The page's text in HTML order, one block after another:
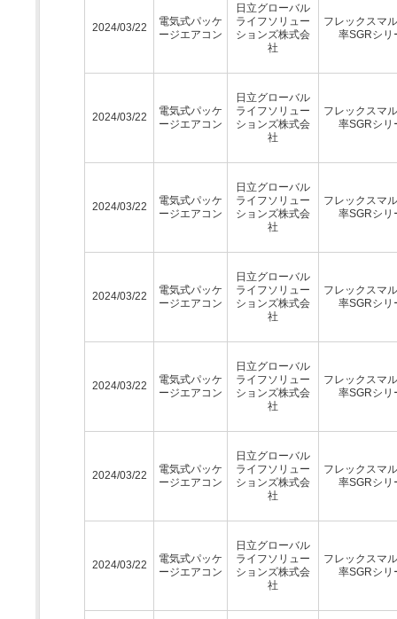
2024/03/22
電気式パッケ
ージエアコン
日立グローバル
ライフソリュー
ションズ株式会
社
フレックスマ
率SGRシリ
2024/03/22
電気式パッケ
ージエアコン
日立グローバル
ライフソリュー
ションズ株式会
社
フレックスマ
率SGRシリ
2024/03/22
電気式パッケ
ージエアコン
日立グローバル
ライフソリュー
ションズ株式会
社
フレックスマ
率SGRシリ
2024/03/22
電気式パッケ
ージエアコン
日立グローバル
ライフソリュー
ションズ株式会
社
フレックスマ
率SGRシリ
2024/03/22
電気式パッケ
ージエアコン
日立グローバル
ライフソリュー
ションズ株式会
社
フレックスマ
率SGRシリ
2024/03/22
電気式パッケ
ージエアコン
日立グローバル
ライフソリュー
ションズ株式会
社
フレックスマ
率SGRシリ
2024/03/22
電気式パッケ
ージエアコン
日立グローバル
ライフソリュー
ションズ株式会
社
フレックスマ
率SGRシリ